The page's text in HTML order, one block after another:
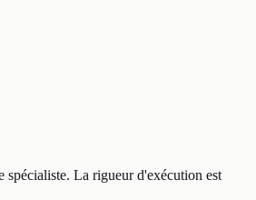
La rigueur d'exécution est